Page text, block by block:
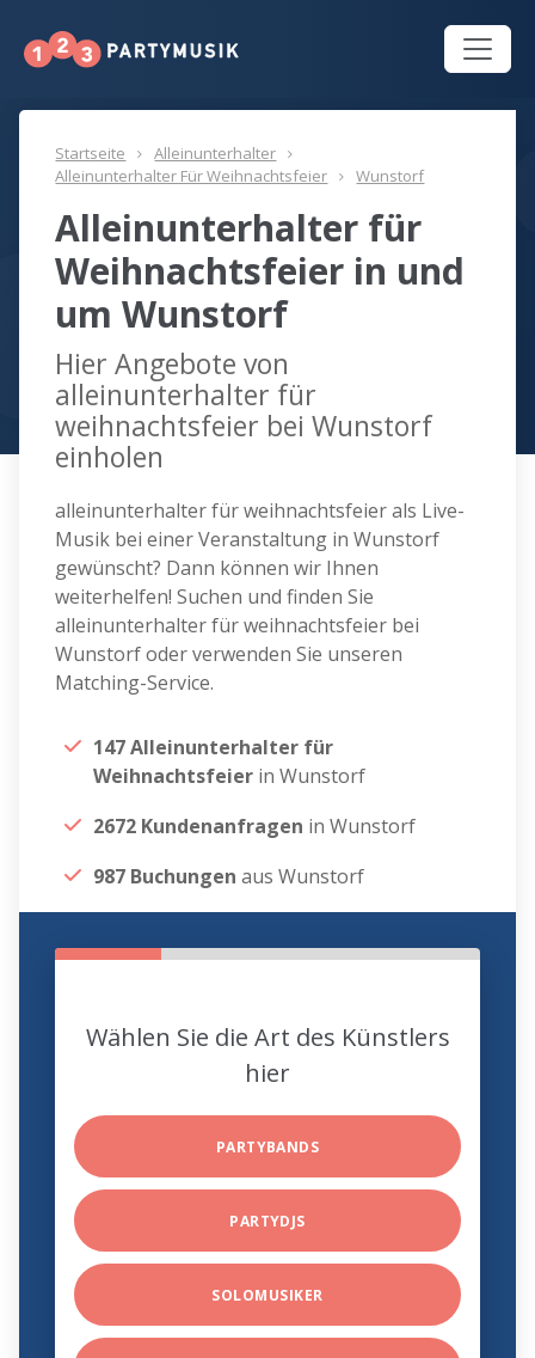
Startseite
Alleinunterhalter
Alleinunterhalter Für Weihnachtsfeier
Wunstorf
Alleinunterhalter für
Weihnachtsfeier in und
um Wunstorf
Hier Angebote von
alleinunterhalter für
weihnachtsfeier bei Wunstorf
einholen
alleinunterhalter für weihnachtsfeier als Live-
Musik bei einer Veranstaltung in Wunstorf
gewünscht? Dann können wir Ihnen
weiterhelfen! Suchen und finden Sie
alleinunterhalter für weihnachtsfeier bei
Wunstorf oder verwenden Sie unseren
Matching-Service.
147 Alleinunterhalter für
Weihnachtsfeier in Wunstorf
2672 Kundenanfragen in Wunstorf
987 Buchungen aus Wunstorf
Wählen Sie die Art des Künstlers
hier
PARTYBANDS
PARTYDJS
SOLOMUSIKER